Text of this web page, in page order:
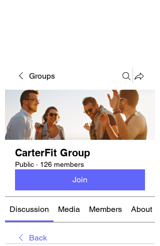
Groups
CarterFit Group
Public · 126 members
Join
Discussion Media Members About
Back